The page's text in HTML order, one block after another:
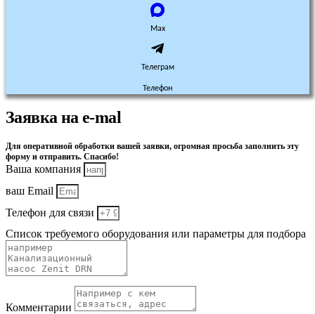
Max
Телеграм
Телефон
Заявка на e-mal
Для оперативной обработки вашей заявки, огромная просьба заполнить эту
форму и отправить. Спасибо!
Ваша компания
ваш Email
Телефон для связи
Список требуемого оборудования или параметры для подбора
Комментарии